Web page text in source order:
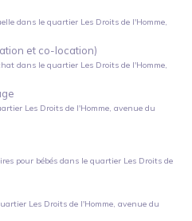
dans le quartier Les Droits de l'Homme,
et co-location)
dans le quartier Les Droits de l'Homme,
Les Droits de l'Homme, avenue du
pour bébés dans le quartier Les Droits de
Les Droits de l'Homme, avenue du